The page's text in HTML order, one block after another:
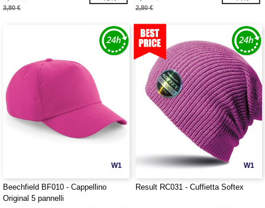
3,80 € 2,80 €
W1
Beechfield BF010 - Cappellino
Original 5 pannelli
W1
Result RC031 - Cuffietta Softex